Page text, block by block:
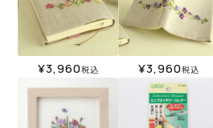
¥3,960税込 ¥3,960税込